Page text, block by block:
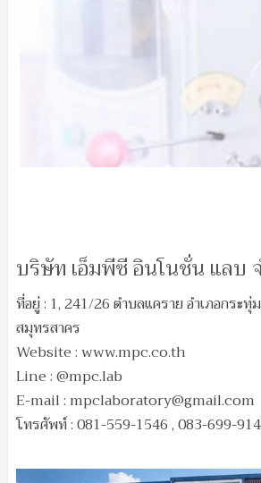
บริษัท เอ็มพีซี อินโนชั่น แลบ
ที่อยู่ : 1, 241/26 ตําบลแคราย อําเภอกระ
สมุทรสาคร
Website : www.mpc.co.th
Line : @mpc.lab
E-mail :mpclaboratory@gmail.com
โทรศัพท์ : 081-559-1546 , 083-699-